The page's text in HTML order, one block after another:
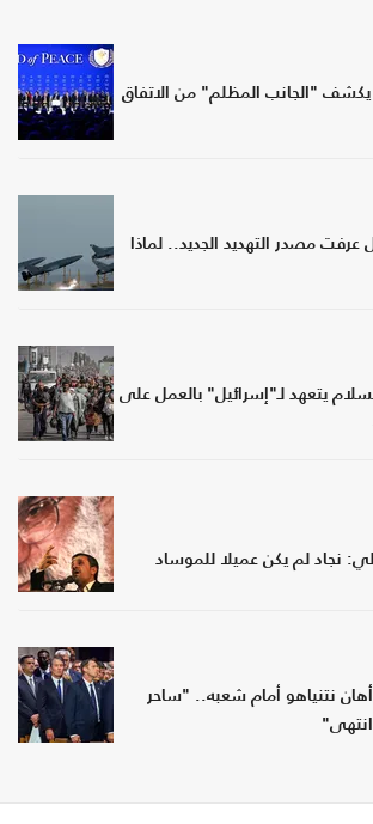
يكشف "الجانب المظلم" من الاتفاق
عرفت مصدر التهديد الجديد.. لماذا
يتعهد لـ"إسرائيل" بالعمل على
نجاد لم يكن عميلا للموساد
نتنياهو أمام شعبه.. "ساحر
انتهى"